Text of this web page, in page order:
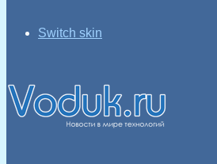
Switch skin